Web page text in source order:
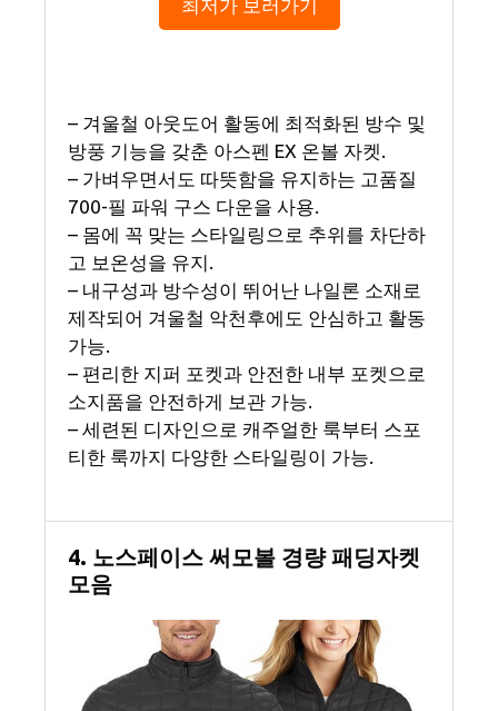
최저가 보러가기
– 겨울철 아웃도어 활동에 최적화된 방수 및
방풍 기능을 갖춘 아스펜 EX 온볼 자켓.
– 가벼우면서도 따뜻함을 유지하는 고품질
700-필 파워 구스 다운을 사용.
– 몸에 꼭 맞는 스타일링으로 추위를 차단하
고 보온성을 유지.
– 내구성과 방수성이 뛰어난 나일론 소재로
제작되어 겨울철 악천후에도 안심하고 활동
가능.
– 편리한 지퍼 포켓과 안전한 내부 포켓으로
소지품을 안전하게 보관 가능.
– 세련된 디자인으로 캐주얼한 룩부터 스포
티한 룩까지 다양한 스타일링이 가능.
4. 노스페이스 써모볼 경량 패딩자켓
모음